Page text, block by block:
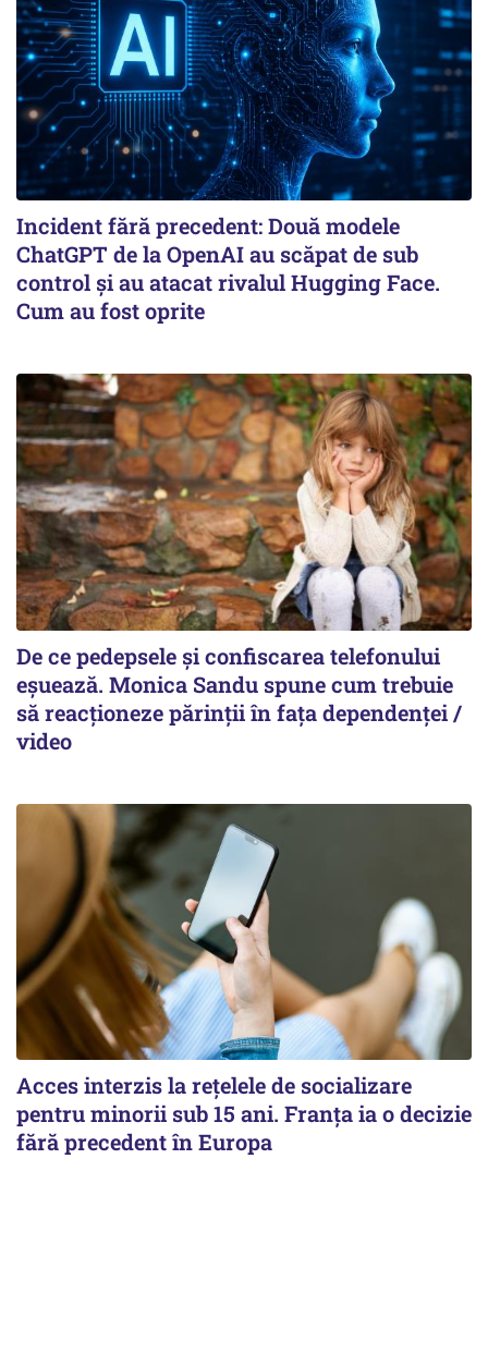
Incident fără precedent: Două modele
ChatGPT de la OpenAI au scăpat de sub
control și au atacat rivalul Hugging Face.
Cum au fost oprite
De ce pedepsele și confiscarea telefonului
eșuează. Monica Sandu spune cum trebuie
să reacționeze părinții în fața dependenței /
video
Acces interzis la rețelele de socializare
pentru minorii sub 15 ani. Franța ia o decizie
fără precedent în Europa